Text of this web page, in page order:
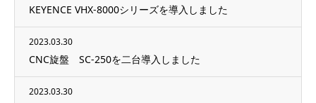
KEYENCE VHX-8000シリーズを導入しました
2023.03.30
CNC旋盤 SC-250を二台導入しました
2023.03.30